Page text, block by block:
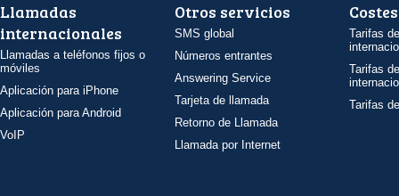
Llamadas
internacionales
Llamadas a teléfonos fijos o
móviles
Aplicación para iPhone
Aplicación para Android
VoIP
Otros servicios
SMS global
Números entrantes
Answering Service
Tarjeta de llamada
Retorno de Llamada
Llamada por Internet
Costes
Tarifas
Tarifas
Tarifas